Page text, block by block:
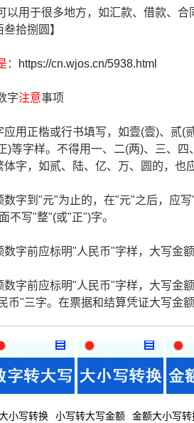
以用于很多地方，如汇款、借款、
拾捌圆】
： https://cn.wjos.cn/5938.html
字注意事项
用正楷或行书填写，如壹(壹)、贰(
)等字样。不得用一、二(两)、三、
字，如贰、陆、亿、万、圆的，也
数字到"元"为止的，在"元"之后，应
不写"整"(或"正")字。
数字前应标明"人民币"字样，大写金
数字前应标明"人民币"字样，大写金
币"三字。在票据和结算凭证大写金
小写转换 小写转大写金额 金额大小写转